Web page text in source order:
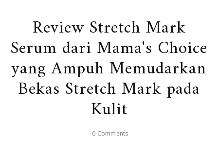
Review Stretch Mark
Serum dari Mama's Choice
yang Ampuh Memudarkan
Bekas Stretch Mark pada
Kulit
0 Comments